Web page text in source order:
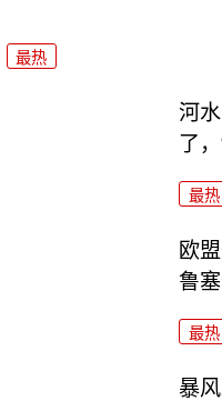
最热
河
了
最热
欧
鲁
最热
暴